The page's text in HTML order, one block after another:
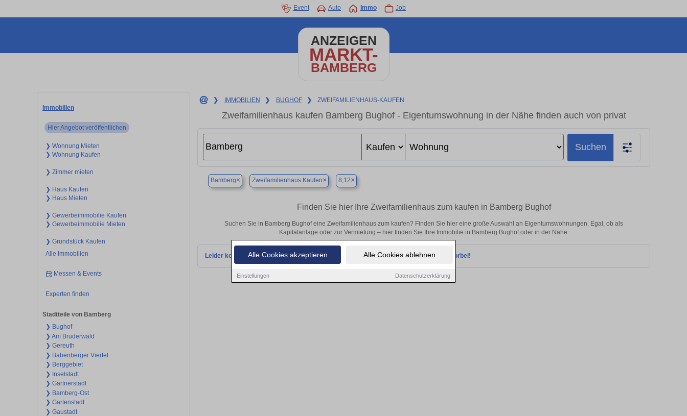
Alle Cookies akzeptieren Alle Cookies ablehnen
Einstellungen Datenschutzerklärung
Event Auto Immo Job
ANZEIGEN
MARKT-
BAMBERG
Immobilien
Hier Angebot veröffentlichen
❯ Wohnung Mieten
❯ Wohnung Kaufen
❯ Zimmer mieten
❯ Haus Kaufen
❯ Haus Mieten
❯ Gewerbeimmobilie Kaufen
❯ Gewerbeimmobilie Mieten
❯ Grundstück Kaufen
Alle Immobilien
Messen & Events
Experten finden
Stadtteile von Bamberg
❯ Bughof
❯ Am Bruderwald
❯ Gereuth
❯ Babenberger Viertel
❯ Berggebiet
❯ Inselstadt
❯ Gärtnerstadt
❯ Bamberg-Ost
❯ Gartenstadt
❯ Gaustadt
❯ IMMOBILIEN ❯ BUGHOF ❯ ZWEIFAMILIENHAUS-KAUFEN
Zweifamilienhaus kaufen Bamberg Bughof - Eigentumswohnung in der Nähe finden auch von privat
Suchen
Bamberg× Zweifamilienhaus Kaufen× 8,12×
Finden Sie hier Ihre Zweifamilienhaus zum kaufen in Bamberg Bughof
Suchen Sie in Bamberg Bughof eine Zweifamilienhaus zum kaufen? Finden Sie hier eine große Auswahl an Eigentumswohnungen. Egal, ob als
Kapitalanlage oder zur Vermietung – hier finden Sie Ihre Immobilie in Bamberg Bughof oder in der Nähe.
Leider konnten wir derzeit keine passenden Objekte finden. Schauen Sie bald wieder vorbei!